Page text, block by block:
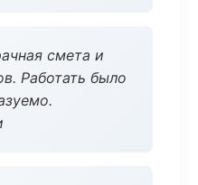
смета и
Работать было